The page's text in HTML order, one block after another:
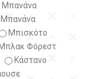
Μπανάνα
Μπισκότο
Φόρεστ
Κάστανο